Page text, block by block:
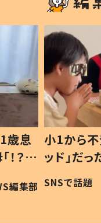
子は「ギフテ
“ウチ給食”を
は #令和の親
せなNEWS編集部
い」